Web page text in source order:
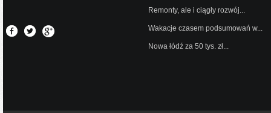
Remonty, ale i ciągły rozwój...
Wakacje czasem podsumowań w...
Nowa łódź za 50 tys. zł...